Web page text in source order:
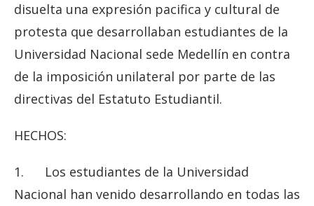
disuelta una expresión pacifica y cultural de
protesta que desarrollaban estudiantes de la
Universidad Nacional sede Medellín en contra
de la imposición unilateral por parte de las
directivas del Estatuto Estudiantil.
HECHOS:
1. Los estudiantes de la Universidad
Nacional han venido desarrollando en todas las